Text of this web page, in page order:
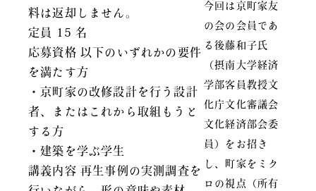
料は返却しません。
定員 15 名
応募資格 以下のいずれかの要件
を満たす方
・京町家の改修設計を行う設計
者、またはこれから取組もうと
する方
・建築を学ぶ学生
講義内容 再生事例の実測調査を
今回は京町家友
の会の会員であ
る後藤和子氏
（摂南大学経済
学部客員教授文
化庁文化審議会
文化経済部会委
員）をお招き
し、町家をミク
ロの視点（所有